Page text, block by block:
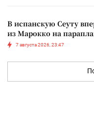
В испанскую Сеуту
из Марокко на
7 августа 2026, 23:47